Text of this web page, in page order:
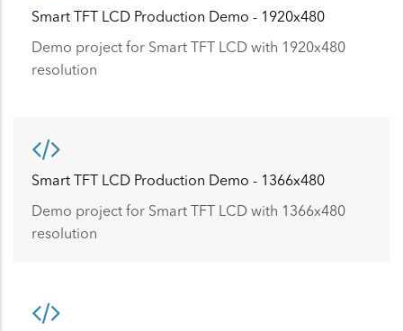
Smart TFT LCD Production Demo - 1920x480
Demo project for Smart TFT LCD with 1920x480
resolution
Smart TFT LCD Production Demo - 1366x480
Demo project for Smart TFT LCD with 1366x480
resolution